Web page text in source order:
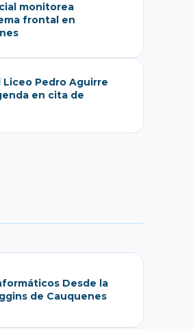
monitorea
frontal en
Pedro Aguirre
en cita de
Desde la
de Cauquenes